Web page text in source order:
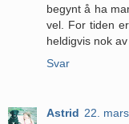
begynt å ha
vel. For tiden
heldigvis nok
Svar
Astrid 22.